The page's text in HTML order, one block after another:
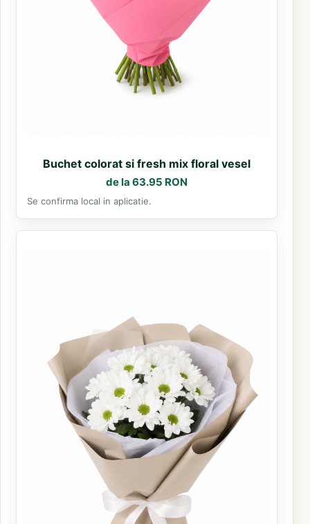
Buchet colorat si fresh mix floral vesel
de la 63.95 RON
Se confirma local in aplicatie.